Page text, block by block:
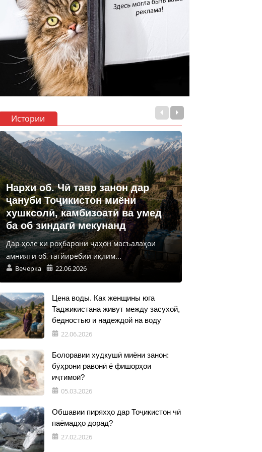
Истории
Нархи об. Чӣ тавр занон дар
ҷануби Тоҷикистон миёни
хушксолӣ, камбизоатӣ ва умед
ба об зиндагӣ мекунанд
Дар ҳоле ки роҳбарони ҷаҳон масъалаҳои
амнияти об, тағйирёбии иқлим...
Вечерка 22.06.2026
Цена воды. Как женщины юга
Таджикистана живут между засухой,
бедностью и надеждой на воду
22.06.2026
Болоравии худкушӣ миёни занон:
бӯҳрони равонӣ ё фишорҳои
иҷтимоӣ?
05.03.2026
Обшавии пиряхҳо дар Тоҷикистон чӣ
паёмадҳо дорад?
27.02.2026